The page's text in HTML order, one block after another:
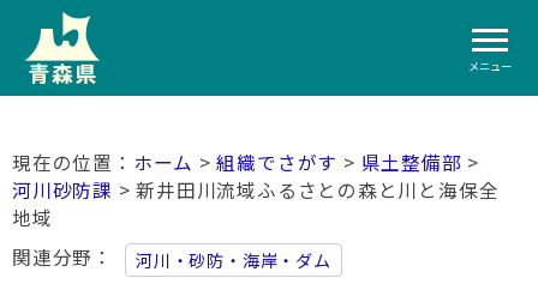
メニュー
ホーム >組織でさがす > 県土整備部 >
河川砂防課 > 新井田川流域ふるさとの森と川と海保全
地域
関連分野
河川・砂防・海岸・ダム